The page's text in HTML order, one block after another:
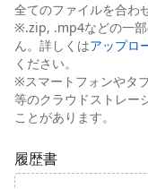
全てのファイルを合わ
※.zip, .mp4などの一部
ん。詳しくはアップロ
ください。
※スマートフォンやタ
等のクラウドストレー
ことがあります。
履歴書